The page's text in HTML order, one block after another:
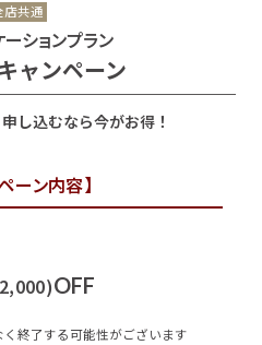
店共通
ションプラン
ャンペーン
し込むなら今がお得！
ーン内容】
OFF
終了する可能性がございます